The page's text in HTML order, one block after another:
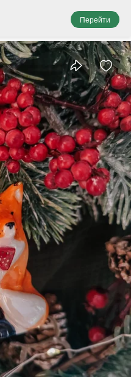
Перейти